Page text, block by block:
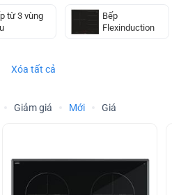
từ 3 vùng
Bếp
Flexinduction
Xóa tất cả
Giảm giá Mới Giá